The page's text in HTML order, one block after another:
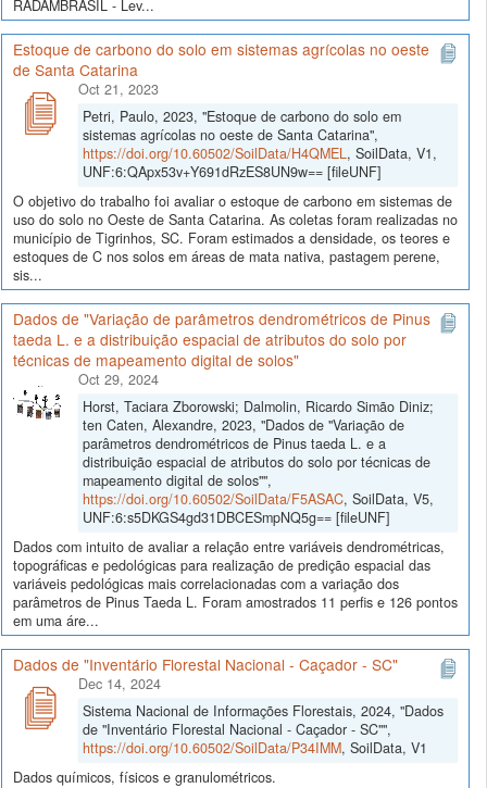
RADAMBRASIL - Lev...
Estoque de carbono do solo em sistemas agrícolas no oeste
de Santa Catarina
Oct 21, 2023
Petri, Paulo, 2023, "Estoque de carbono do solo em
sistemas agrícolas no oeste de Santa Catarina",
https://doi.org/10.60502/SoilData/H4QMEL, SoilData, V1,
UNF:6:QApx53v+Y691dRzES8UN9w== [fileUNF]
O objetivo do trabalho foi avaliar o estoque de carbono em sistemas de
uso do solo no Oeste de Santa Catarina. As coletas foram realizadas no
município de Tigrinhos, SC. Foram estimados a densidade, os teores e
estoques de C nos solos em áreas de mata nativa, pastagem perene,
sis...
Dados de "Variação de parâmetros dendrométricos de Pinus
taeda L. e a distribuição espacial de atributos do solo por
técnicas de mapeamento digital de solos"
Oct 29, 2024
Horst, Taciara Zborowski; Dalmolin, Ricardo Simão Diniz;
ten Caten, Alexandre, 2023, "Dados de "Variação de
parâmetros dendrométricos de Pinus taeda L. e a
distribuição espacial de atributos do solo por técnicas de
mapeamento digital de solos"",
https://doi.org/10.60502/SoilData/F5ASAC, SoilData, V5,
UNF:6:s5DKGS4gd31DBCESmpNQ5g== [fileUNF]
Dados com intuito de avaliar a relação entre variáveis dendrométricas,
topográficas e pedológicas para realização de predição espacial das
variáveis pedológicas mais correlacionadas com a variação dos
parâmetros de Pinus Taeda L. Foram amostrados 11 perfis e 126 pontos
em uma áre...
Dados de "Inventário Florestal Nacional - Caçador - SC"
Dec 14, 2024
Sistema Nacional de Informações Florestais, 2024, "Dados
de "Inventário Florestal Nacional - Caçador - SC"",
https://doi.org/10.60502/SoilData/P34IMM, SoilData, V1
Dados químicos, físicos e granulométricos.